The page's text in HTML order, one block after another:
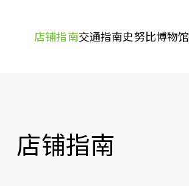
店铺指南交通指南史努比博物馆
店铺指南